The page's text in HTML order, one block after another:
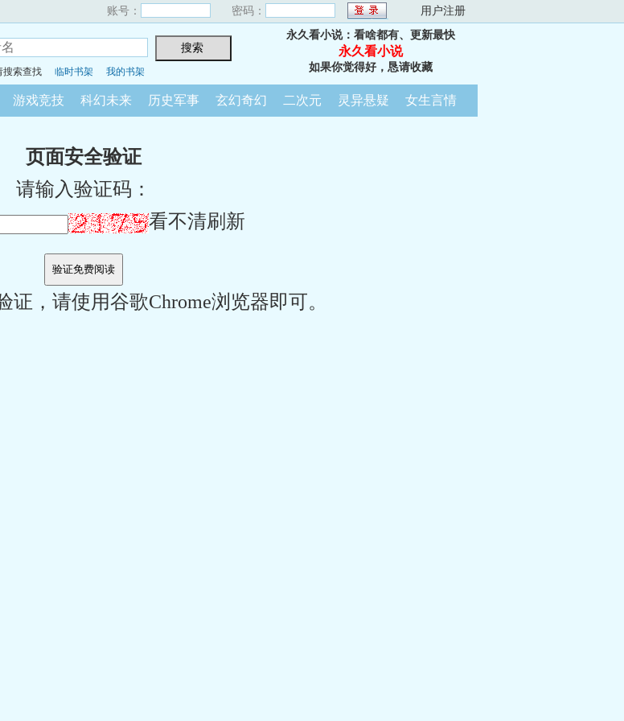
账号： 密码： 用户注册
搜索查找 临时书架 我的书架
永久看小说：看啥都有、更新最快
永久看小说
如果你觉得好，恳请收藏
游戏竞技 科幻未来 历史军事 玄幻奇幻 二次元 灵异悬疑 女生言情
页面安全验证
请输入验证码：
看不清刷新
证，请使用谷歌Chrome浏览器即可。